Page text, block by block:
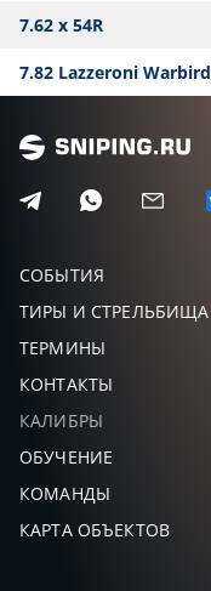
7.62 x 54R
7.82 Lazzeroni Warbird
СОБЫТИЯ
ТИРЫ И СТРЕЛЬБИЩА
ТЕРМИНЫ
КОНТАКТЫ
КАЛИБРЫ
ОБУЧЕНИЕ
КОМАНДЫ
КАРТА ОБЪЕКТОВ